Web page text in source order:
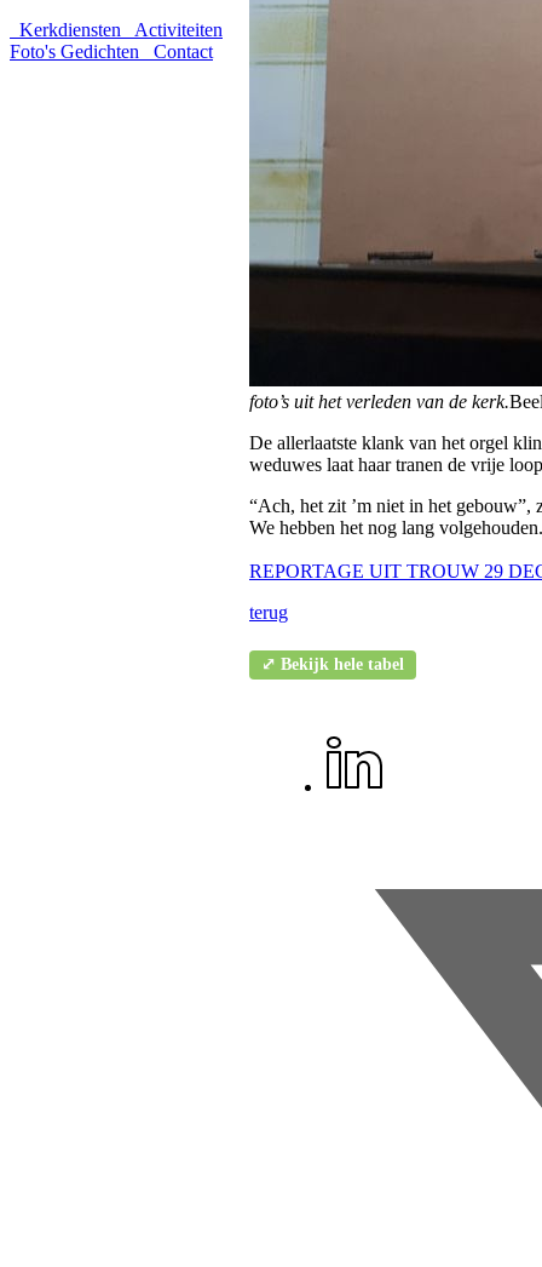
Kerkdiensten
Activiteiten
Foto's Gedichten Contact
foto’s uit het verleden van de kerk.
De allerlaatste klank van het orgel
weduwes laat haar tranen de vrije
“Ach, het zit ’m niet in het gebouw”,
We hebben het nog lang
REPORTAGE UIT TROUW 29
terug
⤢ Bekijk hele tabel